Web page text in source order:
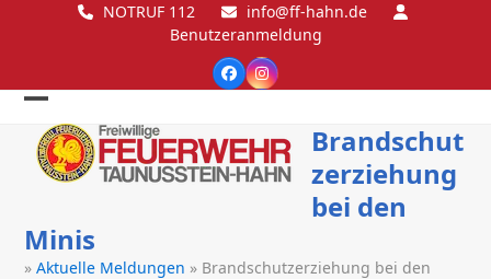
NOTRUF 112
info@ff-hahn.de
Benutzeranmeldung
FacebookInstagram
Open
mobile
Close
mobile
Brandschut
zerziehung
bei den
Minis
»Aktuelle Meldungen » Brandschutzerziehung bei den